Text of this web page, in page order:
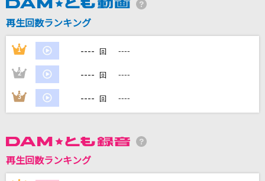
スキマスイッチ
カラオケ最新情報をチェック！
再生回数ランキング
1 ---- 回 ----
2 ---- 回 ----
3 ---- 回 ----
再生回数ランキング